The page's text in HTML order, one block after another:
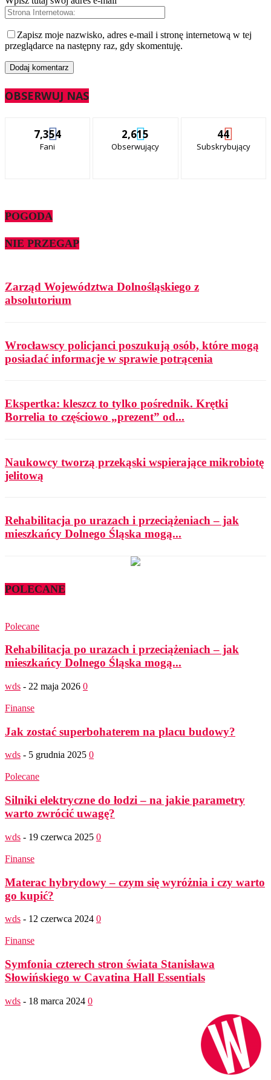
Zapisz moje nazwisko, adres e-mail i stronę internetową w tej
przeglądarce na następny raz, gdy skomentuję.
OBSERWUJ NAS
7,354
Fani
2,615
Obserwujący
44
Subskrybujący
POGODA
NIE PRZEGAP
Zarząd Województwa Dolnośląskiego z
absolutorium
Wrocławscy policjanci poszukują osób, które mogą
posiadać informacje w sprawie potrącenia
Ekspertka: kleszcz to tylko pośrednik. Krętki
Borrelia to częściowo „prezent” od...
Naukowcy tworzą przekąski wspierające mikrobiotę
jelitową
Rehabilitacja po urazach i przeciążeniach – jak
mieszkańcy Dolnego Śląska mogą...
POLECANE
Polecane
Rehabilitacja po urazach i przeciążeniach – jak
mieszkańcy Dolnego Śląska mogą...
wds - 22 maja 2026 0
Finanse
Jak zostać superbohaterem na placu budowy?
wds - 5 grudnia 2025 0
Polecane
Silniki elektryczne do łodzi – na jakie parametry
warto zwrócić uwagę?
wds - 19 czerwca 2025 0
Finanse
Materac hybrydowy – czym się wyróżnia i czy warto
go kupić?
wds - 12 czerwca 2024 0
Finanse
Symfonia czterech stron świata Stanisława
Słowińskiego w Cavatina Hall Essentials
wds - 18 marca 2024 0